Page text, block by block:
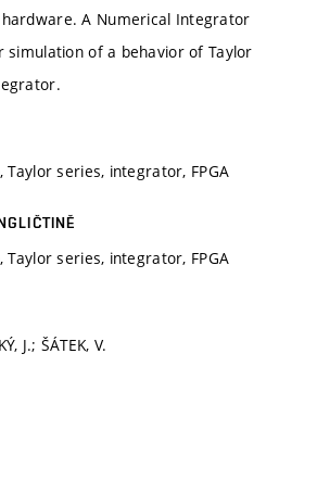
hardware. A Numerical Integrator
simulation of a behavior of Taylor
series, integrator, FPGA
series, integrator, FPGA
J.; ŠÁTEK, V.